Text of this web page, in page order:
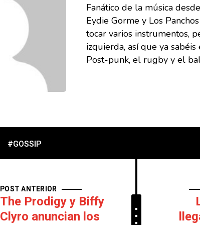
Fanático de la música
Eydie Gorme y Los
tocar varios instrumentos,
izquierda, así que ya
Post-punk, el rugby y el
#GOSSIP
POST ANTERIOR
The Prodigy y Biffy
Clyro anuncian los